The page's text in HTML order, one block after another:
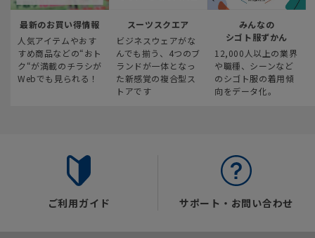
最新のお買い得情報
人気アイテムやおす
すめ商品などの“おト
ク“が満載のチラシが
Webでも見られる！
スーツスクエア
ビジネスウェアがな
んでも揃う、4つのブ
ランドが一体となっ
た新感覚の複合型ス
トアです
みんなの
シゴト服ずかん
12,000人以上の業界
や職種、シーンなど
のシゴト服の着用傾
向をデータ化。
ご利用ガイド サポート・お問い合わせ